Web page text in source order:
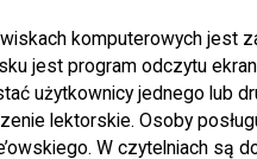
komputerowych jest
jest program odczytu
użytkownicy jednego lub
lektorskie. Osoby
W czytelniach są